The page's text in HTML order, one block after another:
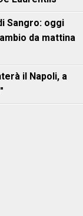
Sangro: oggi
da mattina
il Napoli, a